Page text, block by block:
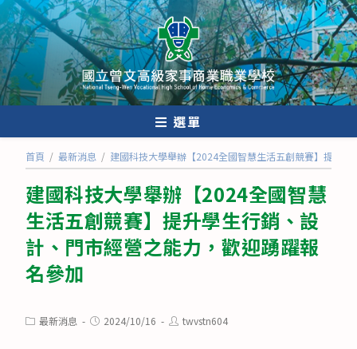
跳
轉
至
主
要
內
選單
首頁 / 最新消息 / 建國科技大學舉辦【2024全國智慧生活五創競賽】提升
建國科技大學舉辦【2024全國智慧
生活五創競賽】提升學生行銷、設
計、門市經營之能力，歡迎踴躍報
名參加
Post最新消息
Post2024/10/16
Posttwvstn604